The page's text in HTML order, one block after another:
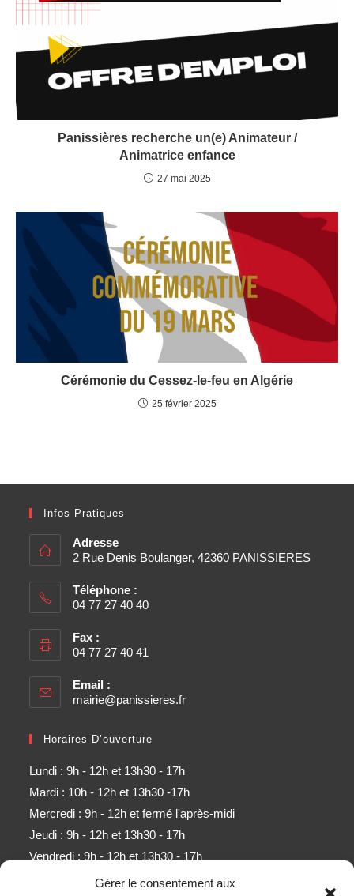
Gérer le consentement aux
Panissières recherche un(e) Animateur /
Animatrice enfance
27 mai 2025
Cérémonie du Cessez-le-feu en Algérie
25 février 2025
Infos Pratiques
Adresse
2 Rue Denis Boulanger, 42360 PANISSIERES
Téléphone :
04 77 27 40 40
Fax :
04 77 27 40 41
Email :
mairie@panissieres.fr
Horaires D’ouverture
Lundi : 9h - 12h et 13h30 - 17h
Mardi : 10h - 12h et 13h30 -17h
Mercredi : 9h - 12h et fermé l'après-midi
Jeudi : 9h - 12h et 13h30 - 17h
Vendredi : 9h - 12h et 13h30 - 17h
Samedi : 9h - 11h (sauf mois d'août)